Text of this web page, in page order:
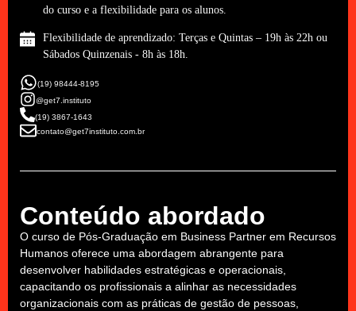
do curso e a flexibilidade para os alunos.
Flexibilidade de aprendizado: Terças e Quintas – 19h às 22h ou
Sábados Quinzenais - 8h às 18h.
(19) 98444-8195
@get7.instituto
(19) 3867-1643
contato@get7instituto.com.br
Conteúdo abordado
O curso de Pós-Graduação em Business Partner em Recursos
Humanos oferece uma abordagem abrangente para
desenvolver habilidades estratégicas e operacionais,
capacitando os profissionais a alinhar as necessidades
organizacionais com as práticas de gestão de pessoas,